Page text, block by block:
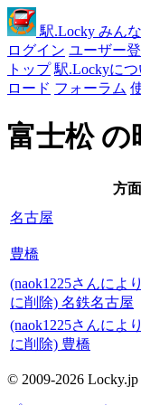
駅.Locky みん
ログイン ユーザー
トップ 駅.Lockyにつ
ロード フォーラム
富士松 の
方面
名古屋
豊橋
(naok1225さんによ
に削除) 名鉄名古屋
(naok1225さんによ
に削除) 豊橋
© 2009-2026 Locky.jp